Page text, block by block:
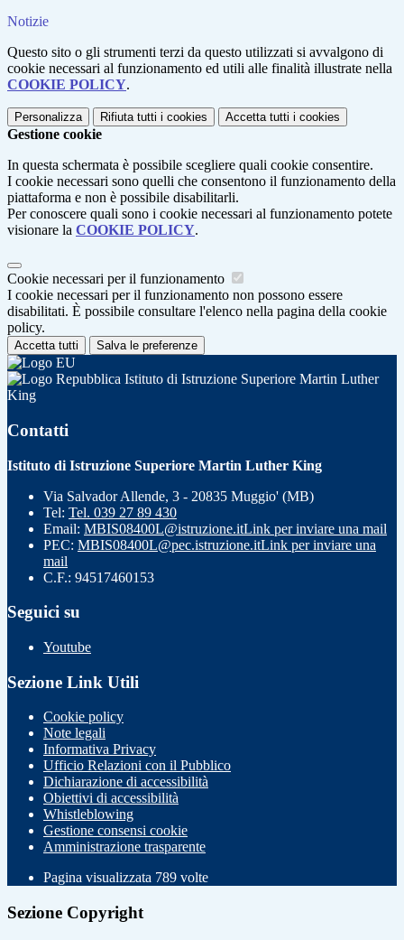
Notizie
Questo sito o gli strumenti terzi da questo utilizzati si avvalgono di
cookie necessari al funzionamento ed utili alle finalità illustrate nella
COOKIE POLICY.
Personalizza Rifiuta tutti i cookies Accetta tutti i cookies
Gestione cookie
In questa schermata è possibile scegliere quali cookie consentire.
I cookie necessari sono quelli che consentono il funzionamento della
piattaforma e non è possibile disabilitarli.
Per conoscere quali sono i cookie necessari al funzionamento potete
visionare la COOKIE POLICY.
Cookie necessari per il funzionamento
I cookie necessari per il funzionamento non possono essere
disabilitati. È possibile consultare l'elenco nella pagina della cookie
policy.
Accetta tutti Salva le preferenze
Istituto di Istruzione Superiore Martin Luther
King
Contatti
Istituto di Istruzione Superiore Martin Luther King
Via Salvador Allende, 3 - 20835 Muggio' (MB)
Tel: Tel. 039 27 89 430
Email: MBIS08400L@istruzione.itLink per inviare una mail
PEC: MBIS08400L@pec.istruzione.itLink per inviare una
mail
C.F.: 94517460153
Seguici su
Youtube
Sezione Link Utili
Cookie policy
Note legali
Informativa Privacy
Ufficio Relazioni con il Pubblico
Dichiarazione di accessibilità
Obiettivi di accessibilità
Whistleblowing
Gestione consensi cookie
Amministrazione trasparente
Pagina visualizzata 789 volte
Sezione Copyright